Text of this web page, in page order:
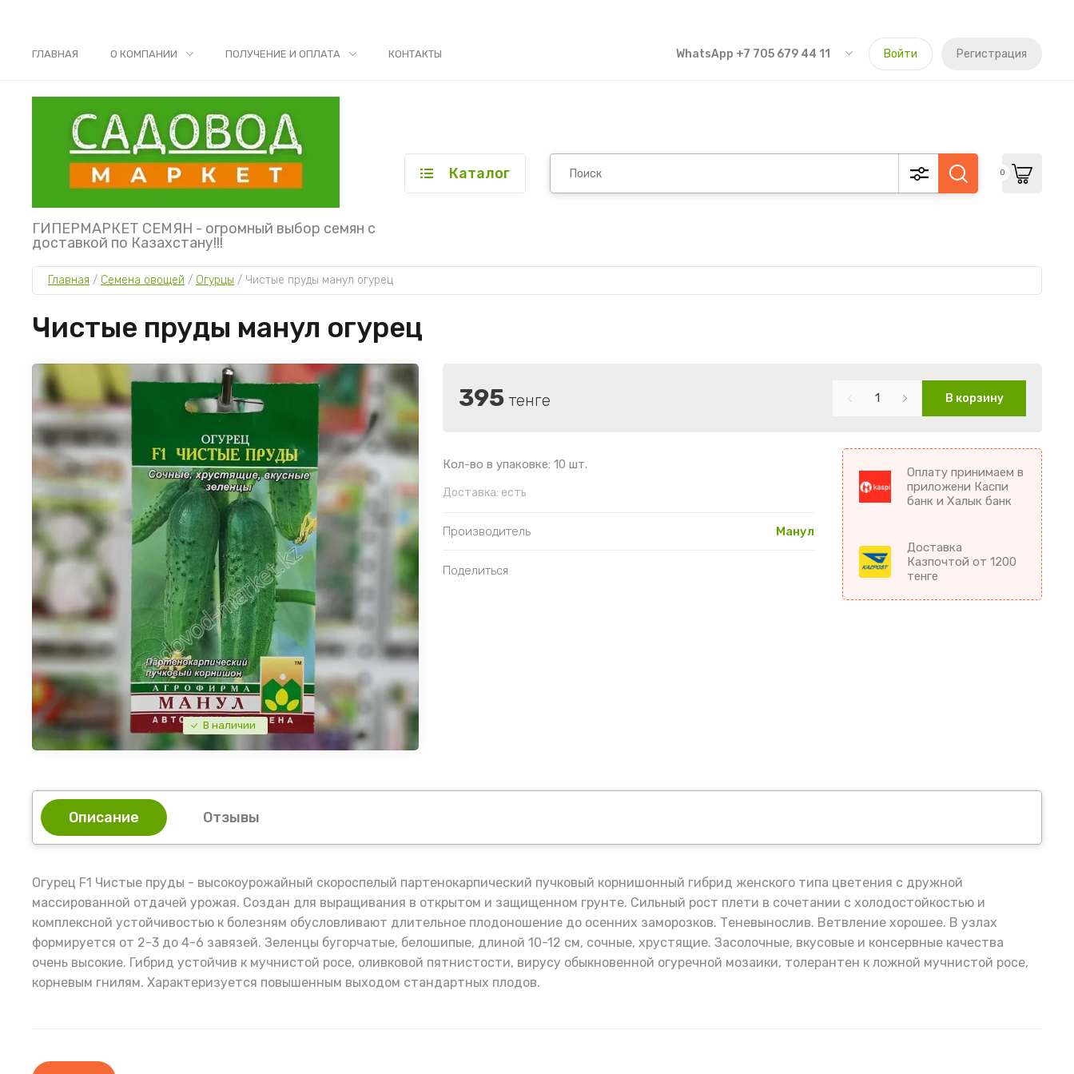
ГЛАВНАЯ О КОМПАНИИ ПОЛУЧЕНИЕ И ОПЛАТА КОНТАКТЫ WhatsApp +7 705 679 44 11 Войти Регистрация
ГИПЕРМАРКЕТ СЕМЯН - огромный выбор семян с
доставкой по Казахстану!!!
Каталог 0
Главная / Семена овощей / Огурцы / Чистые пруды манул огурец
Чистые пруды манул огурец
В наличии
395 тенге В корзину
Кол-во в упаковке: 10 шт.
Доставка: есть
Производитель Манул
Поделиться
Оплату принимаем в
приложени Каспи
банк и Халык банк
Доставка
Казпочтой от 1200
тенге
Описание Отзывы
Огурец F1 Чистые пруды - высокоурожайный скороспелый партенокарпический пучковый корнишонный гибрид женского типа цветения с дружной
массированной отдачей урожая. Создан для выращивания в открытом и защищенном грунте. Сильный рост плети в сочетании с холодостойкостью и
комплексной устойчивостью к болезням обусловливают длительное плодоношение до осенних заморозков. Теневынослив. Ветвление хорошее. В узлах
формируется от 2-3 до 4-6 завязей. Зеленцы бугорчатые, белошипые, длиной 10-12 см, сочные, хрустящие. Засолочные, вкусовые и консервные качества
очень высокие. Гибрид устойчив к мучнистой росе, оливковой пятнистости, вирусу обыкновенной огуречной мозаики, толерантен к ложной мучнистой росе,
корневым гнилям. Характеризуется повышенным выходом стандартных плодов.